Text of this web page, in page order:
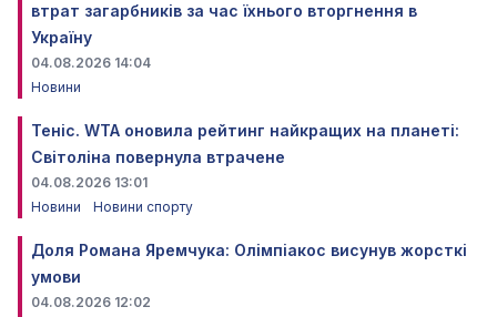
втрат загарбників за час їхнього вторгнення в
Україну
04.08.2026 14:04
Новини
Теніс. WTA оновила рейтинг найкращих на планеті:
Світоліна повернула втрачене
04.08.2026 13:01
Новини
Новини спорту
Доля Романа Яремчука: Олімпіакос висунув жорсткі
умови
04.08.2026 12:02